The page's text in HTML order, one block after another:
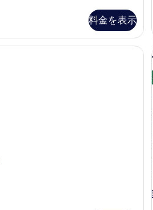
料金を表示
クス (室内)、デスク、遮光カーテン、ア
ツインルーム | セーフティボック